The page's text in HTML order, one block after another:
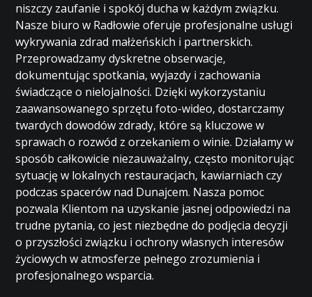
niszczy zaufanie i spokój ducha w każdym związku.
Nasze biuro w Radłowie oferuje profesjonalne usługi
wykrywania zdrad małżeńskich i partnerskich.
Przeprowadzamy dyskretne obserwacje,
dokumentując spotkania, wyjazdy i zachowania
świadczące o nielojalności. Dzięki wykorzystaniu
zaawansowanego sprzętu foto-wideo, dostarczamy
twardych dowodów zdrady, które są kluczowe w
sprawach o rozwód z orzekaniem o winie. Działamy w
sposób całkowicie niezauważalny, często monitorując
sytuację w lokalnych restauracjach, kawiarniach czy
podczas spacerów nad Dunajcem. Nasza pomoc
pozwala Klientom na uzyskanie jasnej odpowiedzi na
trudne pytania, co jest niezbędne do podjęcia decyzji
o przyszłości związku i ochrony własnych interesów
życiowych w atmosferze pełnego zrozumienia i
profesjonalnego wsparcia.